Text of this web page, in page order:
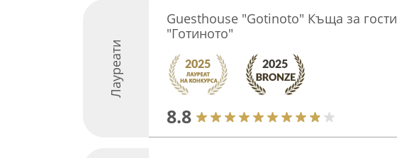
Лауреати
Guesthouse "Gotinoto" Къща за гости
"Готиното"
8.8